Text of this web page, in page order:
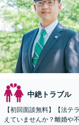
中絶トラブル
【初回面談無料】【法テ
えていませんか？離婚や